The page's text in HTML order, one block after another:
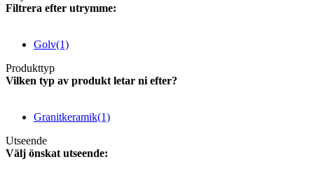
Filtrera efter utrymme:
Golv(1)
Produkttyp
Vilken typ av produkt letar ni efter?
Granitkeramik(1)
Utseende
Välj önskat utseende: